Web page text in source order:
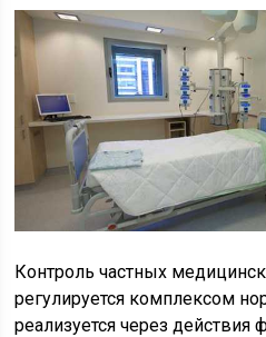
Контроль частных
регулируется комплексом
реализуется через действия